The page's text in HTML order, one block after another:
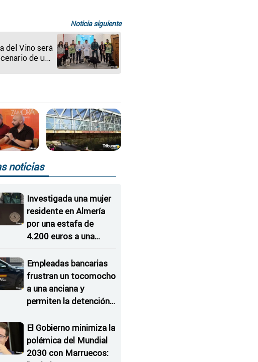
Noticia siguiente
del Vino será
de una
noticias
Investigada una mujer
residente en Almería
por una estafa de
4.200 euros a una
Empleadas bancarias
frustran un tocomocho
a una anciana y
permiten la detención
estafadoras
El Gobierno minimiza la
polémica del Mundial
2030 con Marruecos: